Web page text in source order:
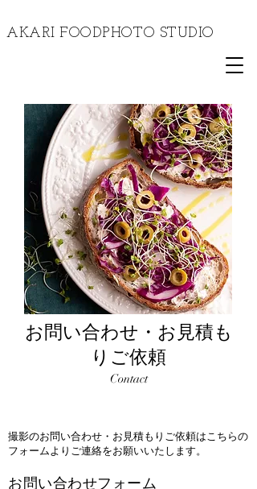
​AKARI FOODPHOTO STUDIO
​お問い合わせ・お見積も
りご依頼
​Contact
撮影のお問い合わせ・お見積もりご依頼はこちらの
フォームよりご連絡をお願いいたします。
​お問い合わせフォーム